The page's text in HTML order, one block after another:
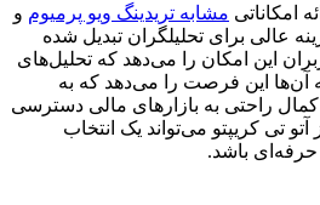
امکاناتی مشابه تریدینگ ویو پرمیوم و
عالی برای تحلیلگران تبدیل شده
این امکان را می‌دهد که تحلیل‌های
آن‌ها این فرصت را می‌دهد که به
راحتی به بازارهای مالی دسترسی
آتو تی کریپتو می‌تواند یک انتخاب
حرفه‌ای باشد.